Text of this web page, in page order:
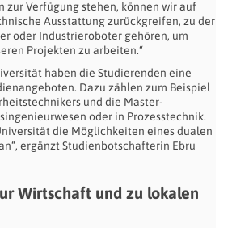
zur Verfügung stehen, können wir auf
Ausstattung zurückgreifen, zu der
oder Industrieroboter gehören, um
Projekten zu arbeiten.“
haben die Studierenden eine
Dazu zählen zum Beispiel
und die Master-
oder in Prozesstechnik.
die Möglichkeiten eines dualen
ergänzt Studienbotschafterin Ebru
Wirtschaft und zu lokalen